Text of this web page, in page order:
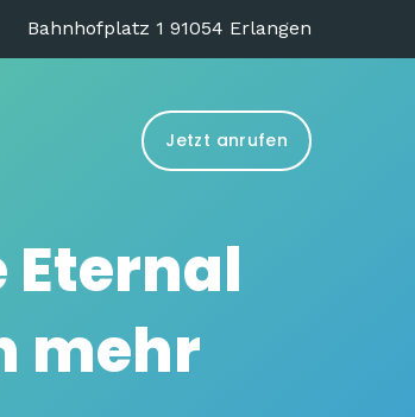
Bahnhofplatz 1 91054 Erlangen
Jetzt anrufen
mehr